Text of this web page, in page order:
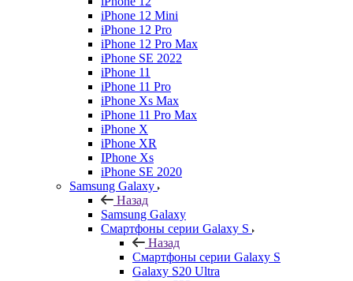
iPhone 12 Mini
iPhone 12 Pro
iPhone 12 Pro Max
iPhone SE 2022
iPhone 11
iPhone 11 Pro
iPhone Xs Max
iPhone 11 Pro Max
iPhone X
iPhone XR
IPhone Xs
iPhone SE 2020
Samsung Galaxy
Назад
Samsung Galaxy
Смартфоны серии Galaxy S
Назад
Смартфоны серии Galaxy S
Galaxy S20 Ultra